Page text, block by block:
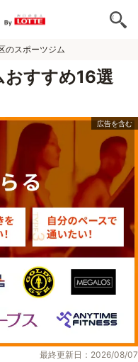
のスポーツジム
おすすめ16選
最終更新日：2026/08/07